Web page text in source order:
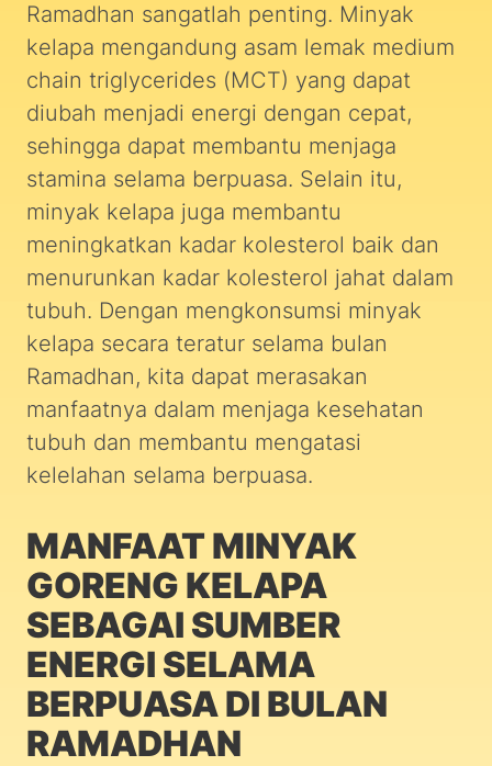
Ramadhan sangatlah penting. Minyak
kelapa mengandung asam lemak medium
chain triglycerides (MCT) yang dapat
diubah menjadi energi dengan cepat,
sehingga dapat membantu menjaga
stamina selama berpuasa. Selain itu,
minyak kelapa juga membantu
meningkatkan kadar kolesterol baik dan
menurunkan kadar kolesterol jahat dalam
tubuh. Dengan mengkonsumsi minyak
kelapa secara teratur selama bulan
Ramadhan, kita dapat merasakan
manfaatnya dalam menjaga kesehatan
tubuh dan membantu mengatasi
kelelahan selama berpuasa.
MANFAAT MINYAK
GORENG KELAPA
SEBAGAI SUMBER
ENERGI SELAMA
BERPUASA DI BULAN
RAMADHAN